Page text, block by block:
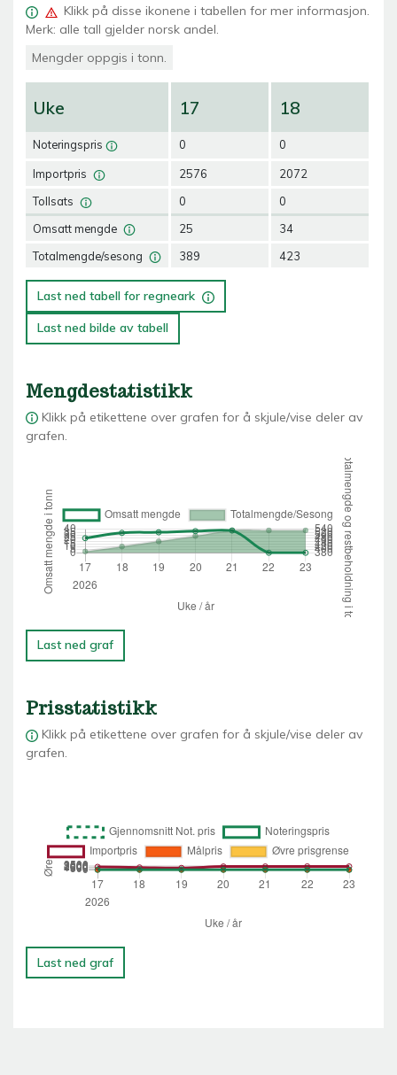
Klikk på disse ikonene i tabellen for mer informasjon.
Merk: alle tall gjelder norsk andel.
Mengder oppgis i tonn.
Uke
Noteringspris
Importpris
Tollsats
Omsatt mengde
Totalmengde/sesong
17
0
2576
0
25
389
18
0
2072
0
34
423
Last ned tabell for regneark
Last ned bilde av tabell
Mengdestatistikk
Klikk på etikettene over grafen for å skjule/vise deler av
grafen.
Last ned graf
Prisstatistikk
Klikk på etikettene over grafen for å skjule/vise deler av
grafen.
Last ned graf